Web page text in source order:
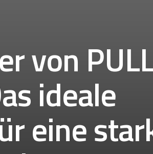
von
ideale
eine